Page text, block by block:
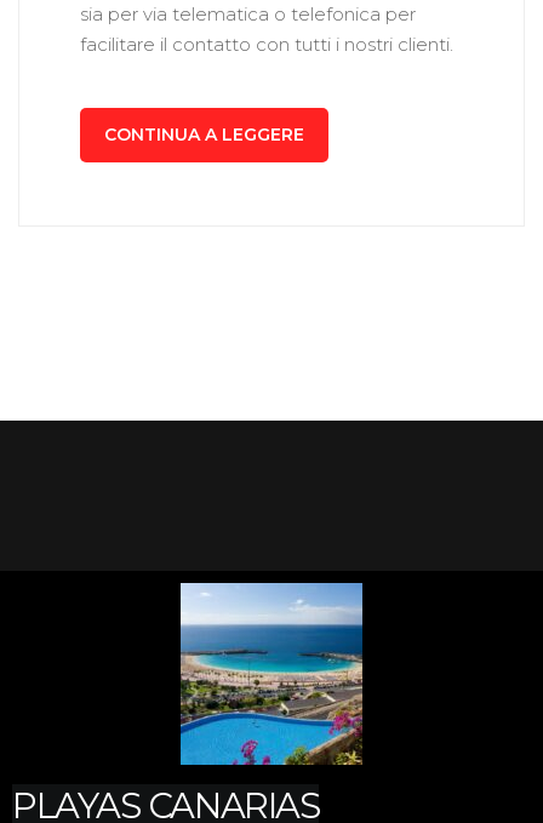
sia per via telematica o telefonica per
facilitare il contatto con tutti i nostri clienti.
CONTINUA A LEGGERE
PLAYAS CANARIAS